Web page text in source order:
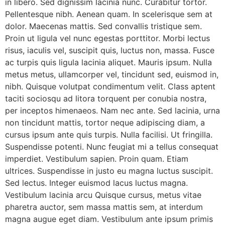
Pellentesque nibh. Aenean quam. In scelerisque sem at
dolor. Maecenas mattis. Sed convallis tristique sem.
Proin ut ligula vel nunc egestas porttitor. Morbi lectus
risus, iaculis vel, suscipit quis, luctus non, massa. Fusce
ac turpis quis ligula lacinia aliquet. Mauris ipsum. Nulla
metus metus, ullamcorper vel, tincidunt sed, euismod in,
nibh. Quisque volutpat condimentum velit. Class aptent
taciti sociosqu ad litora torquent per conubia nostra,
per inceptos himenaeos. Nam nec ante. Sed lacinia, urna
non tincidunt mattis, tortor neque adipiscing diam, a
cursus ipsum ante quis turpis. Nulla facilisi. Ut fringilla.
Suspendisse potenti. Nunc feugiat mi a tellus consequat
imperdiet. Vestibulum sapien. Proin quam. Etiam
ultrices. Suspendisse in justo eu magna luctus suscipit.
Sed lectus. Integer euismod lacus luctus magna.
Vestibulum lacinia arcu Quisque cursus, metus vitae
pharetra auctor, sem massa mattis sem, at interdum
magna augue eget diam. Vestibulum ante ipsum primis